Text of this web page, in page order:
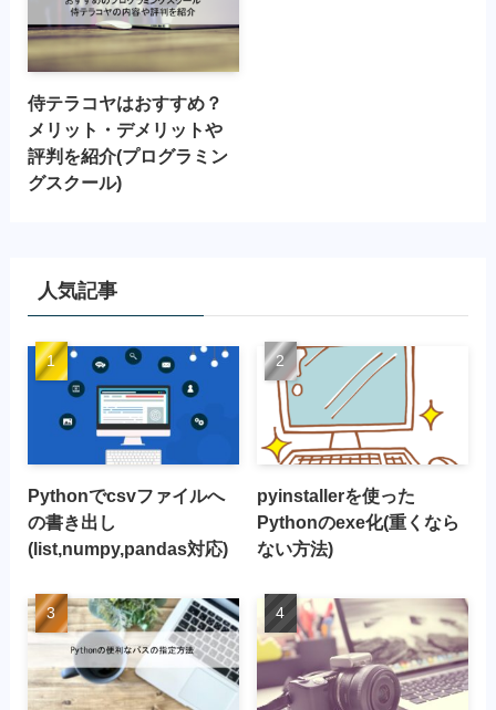
侍テラコヤはおすすめ？
メリット・デメリットや
評判を紹介(プログラミン
グスクール)
人気記事
Pythonでcsvファイルへ
の書き出し
(list,numpy,pandas対応)
pyinstallerを使った
Pythonのexe化(重くなら
ない方法)